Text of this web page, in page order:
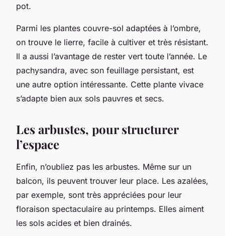
pot.
Parmi les plantes couvre-sol adaptées à l’ombre,
on trouve le lierre, facile à cultiver et très résistant.
Il a aussi l’avantage de rester vert toute l’année. Le
pachysandra, avec son feuillage persistant, est
une autre option intéressante. Cette plante vivace
s’adapte bien aux sols pauvres et secs.
Les arbustes, pour structurer
l’espace
Enfin, n’oubliez pas les arbustes. Même sur un
balcon, ils peuvent trouver leur place. Les azalées,
par exemple, sont très appréciées pour leur
floraison spectaculaire au printemps. Elles aiment
les sols acides et bien drainés.